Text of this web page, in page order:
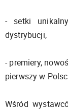
- setki
dystrybucji,
- premiery,
pierwszy w
Wśród